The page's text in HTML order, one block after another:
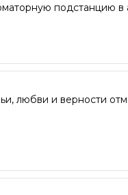
подстанцию в
любви и верности